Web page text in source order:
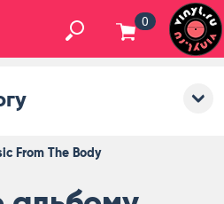
0
From The Body